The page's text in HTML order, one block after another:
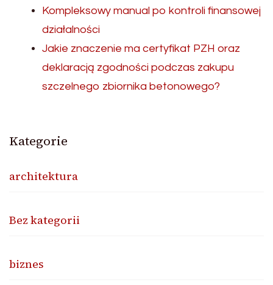
Kompleksowy manual po kontroli finansowej
działalności
Jakie znaczenie ma certyfikat PZH oraz
deklaracją zgodności podczas zakupu
szczelnego zbiornika betonowego?
Kategorie
architektura
Bez kategorii
biznes